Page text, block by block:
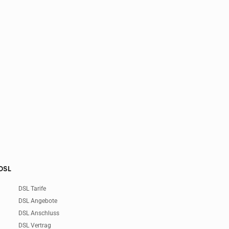
DSL Tarife
DSL Angebote
DSL Anschluss
DSL Vertrag